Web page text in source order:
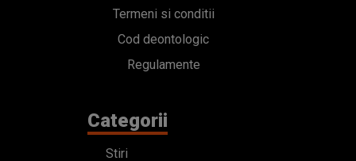
Termeni si conditii
Cod deontologic
Regulamente
Categorii
Stiri